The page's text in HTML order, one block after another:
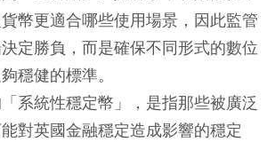
幣更適合哪些使用場景，因此監管
定勝負，而是確保不同形式的數位
穩健的標準。
系統性穩定幣」，是指那些被廣泛
對英國金融穩定造成影響的穩定